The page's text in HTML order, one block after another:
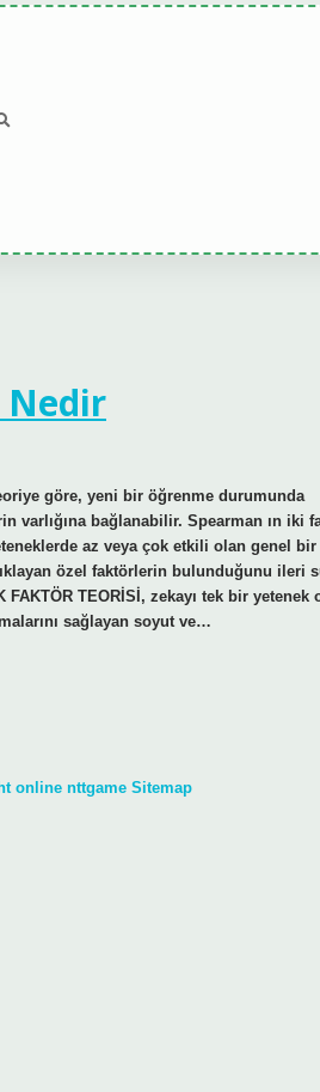
Nedir
göre, yeni bir öğrenme durumunda
varlığına bağlanabilir. Spearman ın iki
az veya çok etkili olan genel bir
özel faktörlerin bulunduğunu ileri
TEORİSİ, zekayı tek bir yetenek
sağlayan soyut ve…
online nttgame Sitemap